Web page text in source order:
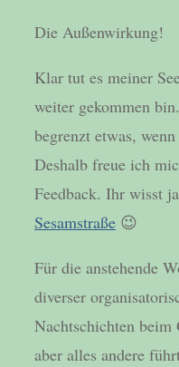
Die Außenwirkung!
Klar tut es meiner
weiter gekommen
begrenzt etwas,
Deshalb freue ich
Feedback. Ihr wisst
Sesamstraße 😉
Für die anstehende
diverser
Nachtschichten
aber alles andere